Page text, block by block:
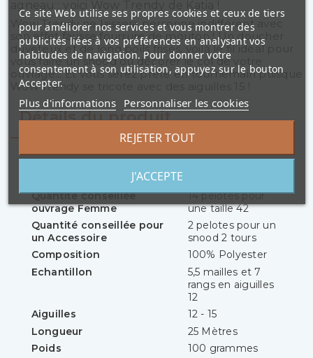
Wow Trendy ne laissera personne indifférent avec
son effet fausse fourrure de mouton ! Un doucher
duveteux et de long poils frisés, voilà le fil idéal pour
vous faire un snood ou décorer le col de votre
ouvrage... Et vous serez prête en tournemain puisque
Wow Trendy se tricote avec des aiguilles 15 !
Détails du produit
Quantité conseillée
ouvrage Femme
14 pelotes pour
une taille 42
Quantité conseillée pour
un Accessoire
2 pelotes pour un
snood 2 tours
Composition
100% Polyester
Echantillon
5,5 mailles et 7
rangs en aiguilles
12
Aiguilles
12 - 15
Longueur
25 Mètres
Poids
100 grammes
Ce site Web utilise ses propres cookies et ceux de tiers
pour améliorer nos services et vous montrer des
publicités liées à vos préférences en analysant vos
habitudes de navigation. Pour donner votre
consentement à son utilisation, appuyez sur le bouton
Accepter.
Plus d'informations Personnaliser les cookies
REJETER TOUT
J'ACCEPTE